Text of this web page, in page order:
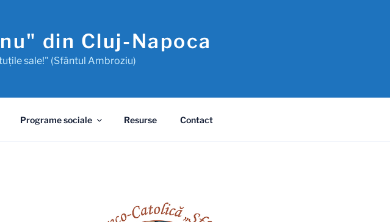
din Cluj-Napoca
sale!" (Sfântul Ambroziu)
Programe sociale Resurse Contact